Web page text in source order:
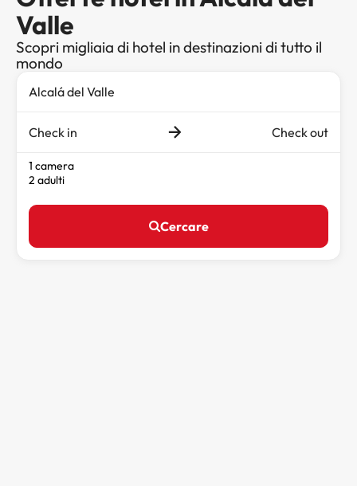
Valle
Scopri migliaia di hotel in destinazioni di tutto il
mondo
Check in Check out
1 camera
2 adulti
Cercare